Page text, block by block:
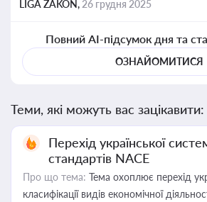
LIGA ZAKON, 26 грудня 2025
Повний AI-підсумок дня та
ОЗНАЙОМИТИСЯ
Теми, які можуть вас зацікавити:
Перехід української
стандартів NACE
Про що тема: Тема охоплює перехід
класифікації видів економічної